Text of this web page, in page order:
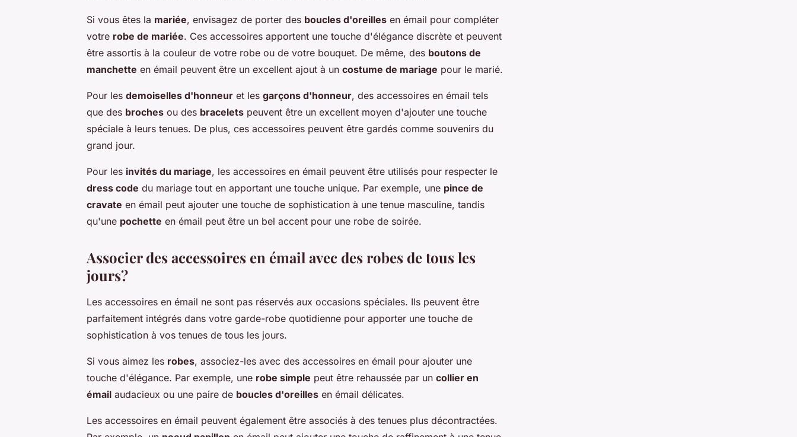
Si vous êtes la mariée, envisagez de porter des boucles d'oreilles en émail pour compléter
votre robe de mariée. Ces accessoires apportent une touche d'élégance discrète et peuvent
être assortis à la couleur de votre robe ou de votre bouquet. De même, des boutons de
manchette en émail peuvent être un excellent ajout à un costume de mariage pour le marié.
Pour les demoiselles d'honneur et les garçons d'honneur, des accessoires en émail tels
que des broches ou des bracelets peuvent être un excellent moyen d'ajouter une touche
spéciale à leurs tenues. De plus, ces accessoires peuvent être gardés comme souvenirs du
grand jour.
Pour les invités du mariage, les accessoires en émail peuvent être utilisés pour respecter le
dress code du mariage tout en apportant une touche unique. Par exemple, une pince de
cravate en émail peut ajouter une touche de sophistication à une tenue masculine, tandis
qu'une pochette en émail peut être un bel accent pour une robe de soirée.
Associer des accessoires en émail avec des robes de tous les
jours?
Les accessoires en émail ne sont pas réservés aux occasions spéciales. Ils peuvent être
parfaitement intégrés dans votre garde-robe quotidienne pour apporter une touche de
sophistication à vos tenues de tous les jours.
Si vous aimez les robes, associez-les avec des accessoires en émail pour ajouter une
touche d'élégance. Par exemple, une robe simple peut être rehaussée par un collier en
émail audacieux ou une paire de boucles d'oreilles en émail délicates.
Les accessoires en émail peuvent également être associés à des tenues plus décontractées.